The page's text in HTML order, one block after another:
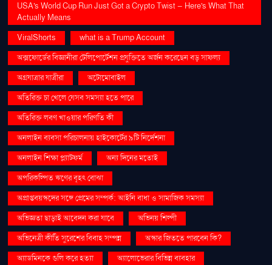
USA's World Cup Run Just Got a Crypto Twist — Here's What That
Actually Means
ViralShorts
what is a Trump Account
অক্সফোর্ডের বিজ্ঞানীরা টেলিপোর্টেশন প্রযুক্তিতে অর্জন করেছেন বড় সাফল্য
অগ্রযাত্রার যাত্রীরা
অটোমোবাইল
অতিরিক্ত চা খেলে যেসব সমস্যা হতে পারে
অতিরিক্ত লবণ খাওয়ার পরিণতি কী
অনলাইন ব্যবসা পরিচালনায় হাইকোর্টের ৯টি নির্দেশনা
অনলাইন শিক্ষা প্ল্যাটফর্ম
অন্য দিনের মতোই
অপরিকল্পিত ঋণের বৃহৎ বোঝা
অপ্রাপ্তবয়স্কদের সঙ্গে প্রেমের সম্পর্ক: আইনি বাধা ও সামাজিক সমস্যা
অভিজ্ঞতা ছাড়াই আবেদন করা যাবে
অভিনয় শিল্পী
অভিনেত্রী কীর্তি সুরেশের বিবাহ সম্পন্ন
অস্কার জিততে পারবেন কি?
অ্যাডমিনকে গুলি করে হত্যা
অ্যালোভেরার বিভিন্ন ব্যবহার